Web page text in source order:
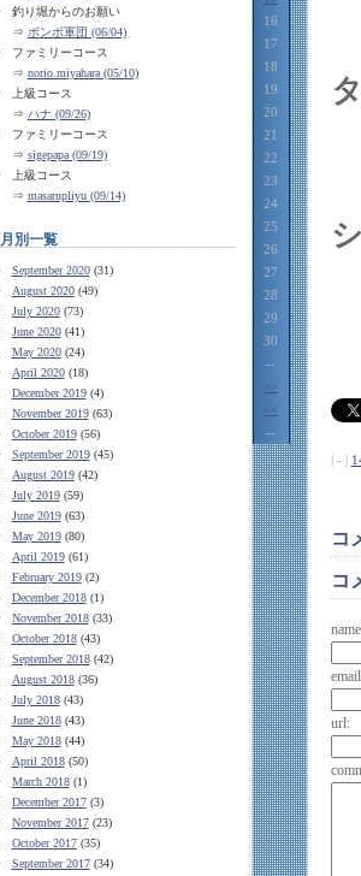
釣り堀からのお願い
⇒ ボンボ軍団 (06/04)
ファミリーコース
⇒ norio.miyahara (05/10)
上級コース
⇒ ハナ (09/26)
ファミリーコース
⇒ sigepapa (09/19)
上級コース
⇒ masarupliyu (09/14)
月別一覧
September 2020(31)
August 2020(49)
July 2020(73)
June 2020(41)
May 2020(24)
April 2020(18)
December 2019(4)
November 2019(63)
October 2019(56)
September 2019(45)
August 2019(42)
July 2019(59)
June 2019(63)
May 2019(80)
April 2019(61)
February 2019(2)
December 2018(1)
November 2018(33)
October 2018(43)
September 2018(42)
August 2018(36)
July 2018(43)
June 2018(43)
May 2018(44)
April 2018(50)
March 2018(1)
December 2017(3)
November 2017(23)
October 2017(35)
September 2017(34)
16
17
18
19
20
21
22
23
24
25
26
27
28
29
30
--
>>
<<
--
| - |
コ
コ
url: